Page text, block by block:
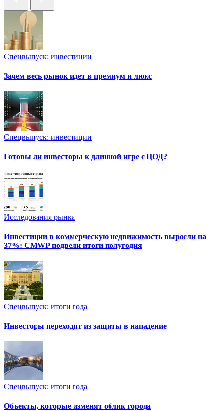
Спецвыпуск: инвестиции
Зачем весь рынок идет в премиум и люкс
Спецвыпуск: инвестиции
Готовы ли инвесторы к длинной игре с ЦОД?
Исследования рынка
Инвестиции в коммерческую недвижимость выросли на
37%: CMWP подвели итоги полугодия
Спецвыпуск: итоги года
Инвесторы переходят из защиты в нападение
Спецвыпуск: итоги года
Объекты, которые изменят облик города